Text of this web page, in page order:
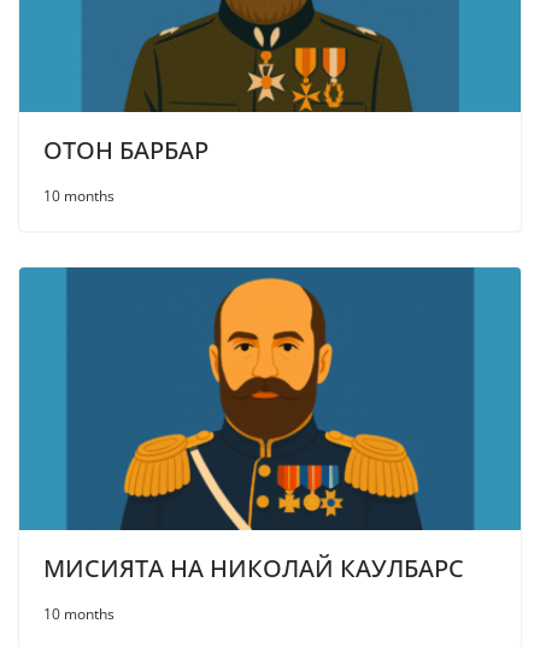
ОТОН БАРБАР
10 months
МИСИЯТА НА НИКОЛАЙ КАУЛБАРС
10 months